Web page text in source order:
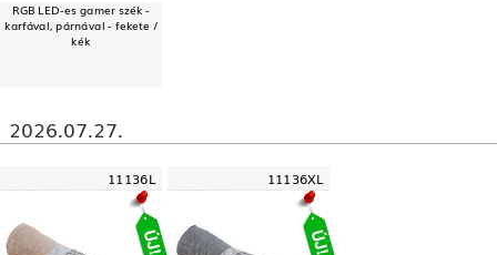
RGB LED-es gamer szék -
karfával, párnával - fekete /
kék
2026.07.27.
11136L 11136XL